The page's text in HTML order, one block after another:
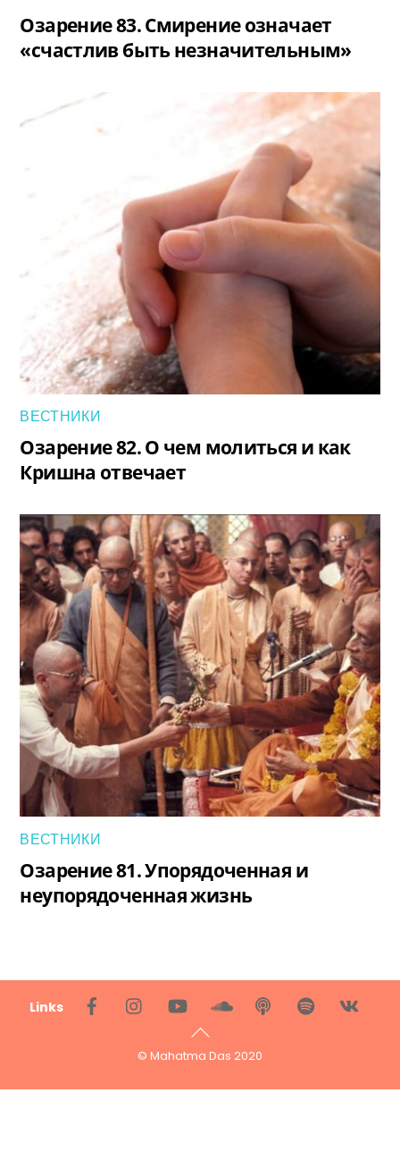
Озарение 83. Смирение означает
«счастлив быть незначительным»
ВЕСТНИКИ
Озарение 82. О чем молиться и как
Кришна отвечает
ВЕСТНИКИ
Озарение 81. Упорядоченная и
неупорядоченная жизнь
To
Top
Links
© Mahatma Das 2020